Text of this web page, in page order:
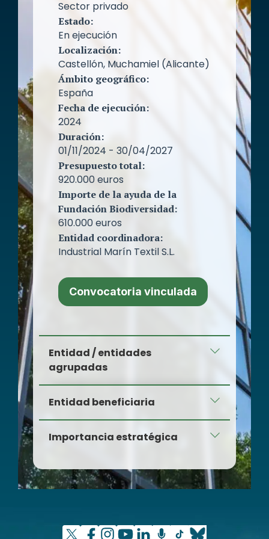
Sector privado
Estado:
En ejecución
Localización:
Castellón, Muchamiel (Alicante)
Ámbito geográfico:
España
Fecha de ejecución:
2024
Duración:
01/11/2024 - 30/04/2027
Presupuesto total:
920.000 euros
Importe de la ayuda de la
Fundación Biodiversidad:
610.000 euros
Entidad coordinadora:
Industrial Marín Textil S.L.
Convocatoria vinculada
Entidad / entidades
agrupadas
Industrial Marín Textil S.L. e
Hilaturas Miel, S.A.
Entidad beneficiaria
Importancia estratégica
principal la creación de un
ecosistema de economía circular
procesos productivos de ambos